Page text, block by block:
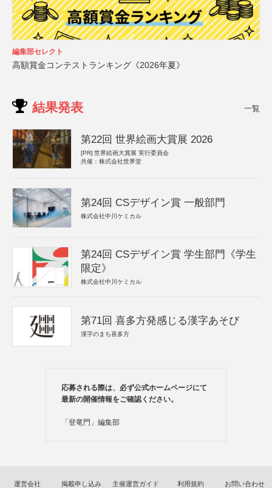
編集部セレクト
高額賞金コンテストランキング《2026年夏》
結果発表 一覧
第22回 世界絵画大賞展 2026
[PR] 世界絵画大賞展 実行委員会
共催：株式会社世界堂
第24回 CSデザイン賞 一般部門
株式会社中川ケミカル
第24回 CSデザイン賞 学生部門《学生
限定》
株式会社中川ケミカル
第71回 喜多方発感じる漢字あそび
漢字のまち喜多方
応募される際は、必ず公式ホームページにて
最新の開催情報をご確認ください。
「登竜門」編集部
運営会社 掲載申し込み 主催運営ガイド 利用規約 お問い合わせ